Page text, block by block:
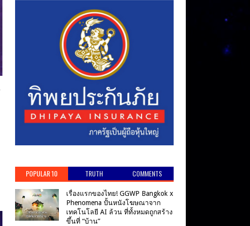
POPULAR 10 TRUTH COMMENTS
เรื่องแรกของไทย! GGWP Bangkok x
Phenomena ปั้นหนังโฆษณาจาก
เทคโนโลยี AI ล้วน ที่ทั้งหมดถูกสร้าง
ขึ้นที่ “บ้าน”